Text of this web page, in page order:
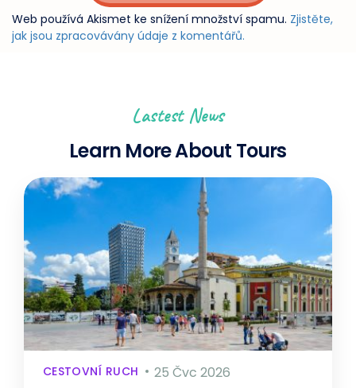
Web používá Akismet ke snížení množství spamu. Zjistěte,
jak jsou zpracovávány údaje z komentářů.
Lastest News
Learn More About Tours
CESTOVNÍ RUCH 25 Čvc 2026